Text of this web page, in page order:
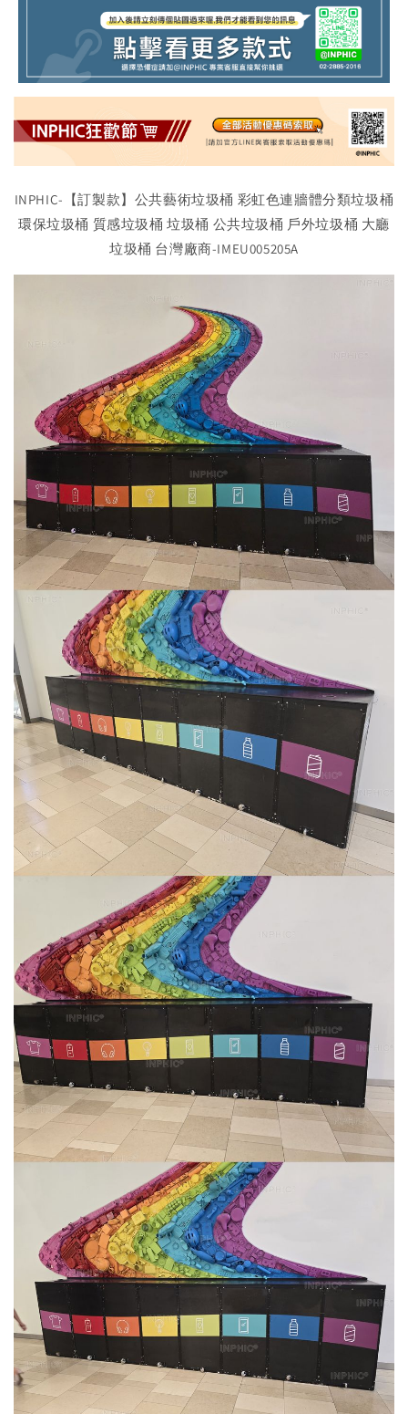
INPHIC-【訂製款】公共藝術垃圾桶 彩虹色連牆體分類垃圾桶
環保垃圾桶 質感垃圾桶 垃圾桶 公共垃圾桶 戶外垃圾桶 大廳
垃圾桶 台灣廠商-IMEU005205A